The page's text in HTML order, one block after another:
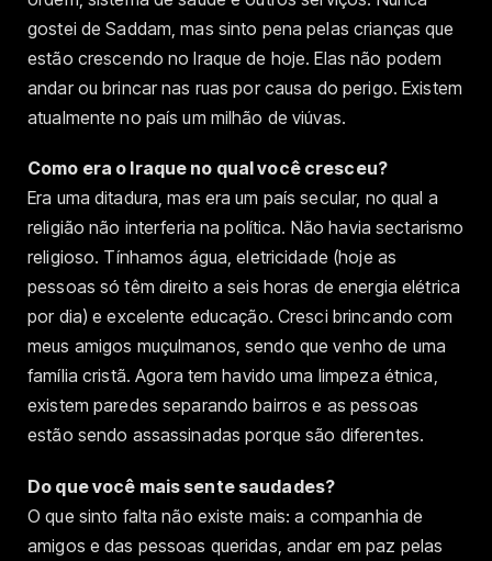
gostei de Saddam, mas sinto pena pelas crianças que
estão crescendo no Iraque de hoje. Elas não podem
andar ou brincar nas ruas por causa do perigo. Existem
atualmente no país um milhão de viúvas.
Como era o Iraque no qual você cresceu?
Era uma ditadura, mas era um país secular, no qual a
religião não interferia na política. Não havia sectarismo
religioso. Tínhamos água, eletricidade (hoje as
pessoas só têm direito a seis horas de energia elétrica
por dia) e excelente educação. Cresci brincando com
meus amigos muçulmanos, sendo que venho de uma
família cristã. Agora tem havido uma limpeza étnica,
existem paredes separando bairros e as pessoas
estão sendo assassinadas porque são diferentes.
Do que você mais sente saudades?
O que sinto falta não existe mais: a companhia de
amigos e das pessoas queridas, andar em paz pelas